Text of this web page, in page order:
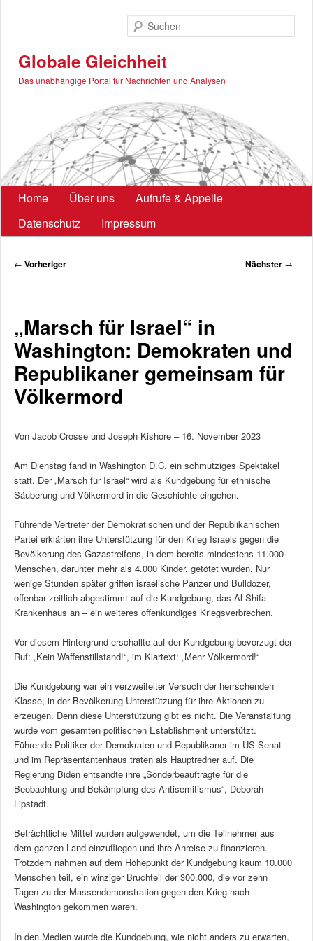
Globale Gleichheit
Das unabhängige Portal für Nachrichten und Analysen
Hauptmenü
Home Über uns
Aufrufe & Appelle
Datenschutz
Impressum
Beitragsnavigation
← Vorheriger Nächster →
„Marsch für Israel“ in
Washington: Demokraten und
Republikaner gemeinsam für
Völkermord
Von Jacob Crosse und Joseph Kishore – 16. November 2023
Am Dienstag fand in Washington D.C. ein schmutziges Spektakel
statt. Der „Marsch für Israel“ wird als Kundgebung für ethnische
Säuberung und Völkermord in die Geschichte eingehen.
Führende Vertreter der Demokratischen und der Republikanischen
Partei erklärten ihre Unterstützung für den Krieg Israels gegen die
Bevölkerung des Gazastreifens, in dem bereits mindestens 11.000
Menschen, darunter mehr als 4.000 Kinder, getötet wurden. Nur
wenige Stunden später griffen israelische Panzer und Bulldozer,
offenbar zeitlich abgestimmt auf die Kundgebung, das Al-Shifa-
Krankenhaus an – ein weiteres offenkundiges Kriegsverbrechen.
Vor diesem Hintergrund erschallte auf der Kundgebung bevorzugt der
Ruf: „Kein Waffenstillstand!“, im Klartext: „Mehr Völkermord!“
Die Kundgebung war ein verzweifelter Versuch der herrschenden
Klasse, in der Bevölkerung Unterstützung für ihre Aktionen zu
erzeugen. Denn diese Unterstützung gibt es nicht. Die Veranstaltung
wurde vom gesamten politischen Establishment unterstützt.
Führende Politiker der Demokraten und Republikaner im US-Senat
und im Repräsentantenhaus traten als Hauptredner auf. Die
Regierung Biden entsandte ihre „Sonderbeauftragte für die
Beobachtung und Bekämpfung des Antisemitismus“, Deborah
Lipstadt.
Beträchtliche Mittel wurden aufgewendet, um die Teilnehmer aus
dem ganzen Land einzufliegen und ihre Anreise zu finanzieren.
Trotzdem nahmen auf dem Höhepunkt der Kundgebung kaum 10.000
Menschen teil, ein winziger Bruchteil der 300.000, die vor zehn
Tagen zu der Massendemonstration gegen den Krieg nach
Washington gekommen waren.
In den Medien wurde die Kundgebung, wie nicht anders zu erwarten,